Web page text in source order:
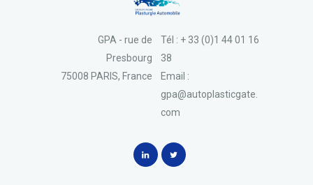
Tél : + 33 (0)1 44 01 16
38
Email :
gpa@autoplasticgate.
com
GPA - rue de
Presbourg
75008 PARIS, France